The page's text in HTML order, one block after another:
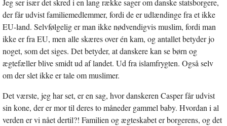
Jeg ser især det skred i en lang række sager om danske statsborgere,
der får udvist familiemedlemmer, fordi de er udlændinge fra et ikke
EU-land. Selvfølgelig er man ikke nødvendigvis muslim, fordi man
ikke er fra EU, men alle skæres over én kam, og antallet betyder jo
noget, som det siges. Det betyder, at danskere kan se børn og
ægtefæller blive smidt ud af landet. Ud fra islamfrygten. Også selv
om der slet ikke er tale om muslimer.
Det værste, jeg har set, er en sag, hvor danskeren Casper får udvist
sin kone, der er mor til deres to måneder gammel baby. Hvordan i al
verden er vi nået dertil?! Familien og ægteskabet er borgerens, og det